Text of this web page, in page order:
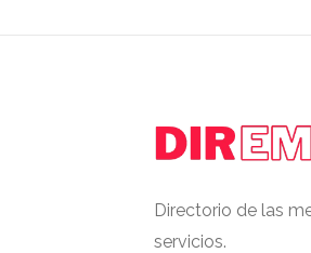
Directorio de las
servicios.